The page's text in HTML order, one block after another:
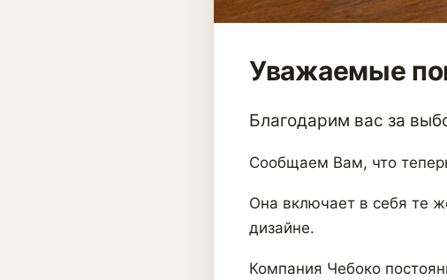
Уважаемые
Благодарим вас за
Сообщаем Вам, что
Она включает в себя те
дизайне.
Компания Чебоко